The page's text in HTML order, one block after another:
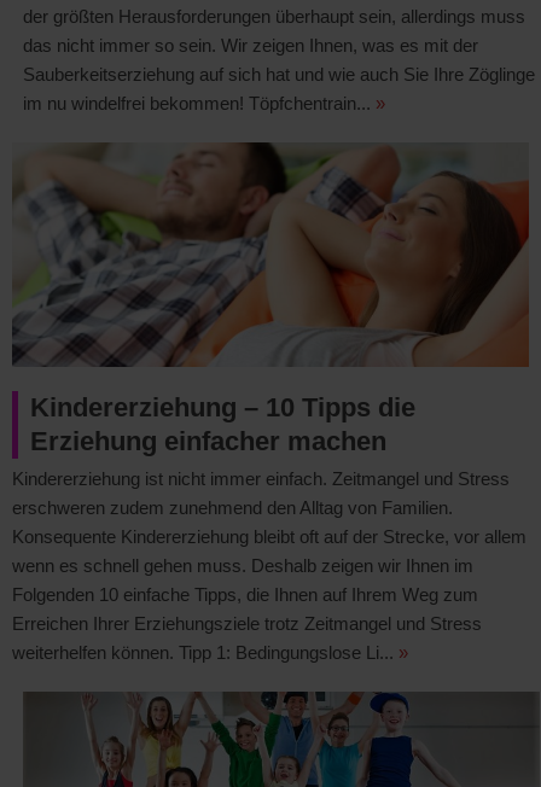
der größten Herausforderungen überhaupt sein, allerdings muss
das nicht immer so sein. Wir zeigen Ihnen, was es mit der
Sauberkeitserziehung auf sich hat und wie auch Sie Ihre Zöglinge
im nu windelfrei bekommen! Töpfchentrain... »
Kindererziehung – 10 Tipps die
Erziehung einfacher machen
Kindererziehung ist nicht immer einfach. Zeitmangel und Stress
erschweren zudem zunehmend den Alltag von Familien.
Konsequente Kindererziehung bleibt oft auf der Strecke, vor allem
wenn es schnell gehen muss. Deshalb zeigen wir Ihnen im
Folgenden 10 einfache Tipps, die Ihnen auf Ihrem Weg zum
Erreichen Ihrer Erziehungsziele trotz Zeitmangel und Stress
weiterhelfen können. Tipp 1: Bedingungslose Li... »